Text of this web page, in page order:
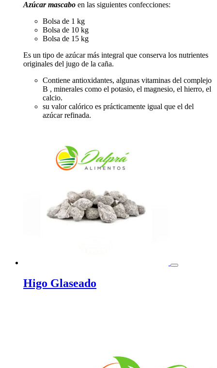
Azúcar mascabo en las siguientes confecciones:
Bolsa de 1 kg
Bolsa de 10 kg
Bolsa de 15 kg
Es un tipo de azúcar más integral que conserva los nutrientes
originales del jugo de la caña.
Contiene antioxidantes, algunas vitaminas del complejo
B , minerales como el potasio, el magnesio, el hierro, el
calcio.
su valor calórico es prácticamente igual que el del
azúcar refinada.
Higo Glaseado